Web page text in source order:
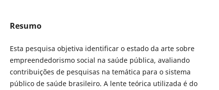
Resumo
Esta pesquisa objetiva identificar o estado da arte sobre
empreendedorismo social na saúde pública, avaliando
contribuições de pesquisas na temática para o sistema
público de saúde brasileiro. A lente teórica utilizada é do